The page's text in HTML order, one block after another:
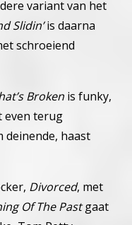
variant van het
Slidin’is daarna
schroeiend
Broken is funky,
even terug
deinende, haast
Divorced, met
Of The Pastgaat